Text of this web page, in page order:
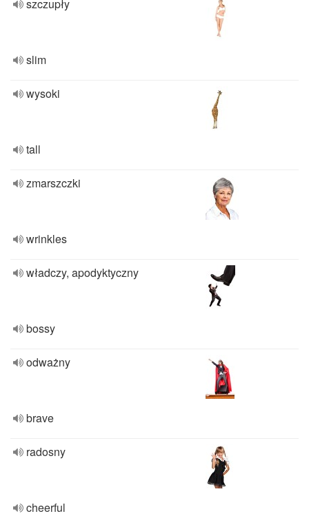
szczupły
slim
wysoki
tall
zmarszczki
wrinkles
władczy, apodyktyczny
bossy
odważny
brave
radosny
cheerful